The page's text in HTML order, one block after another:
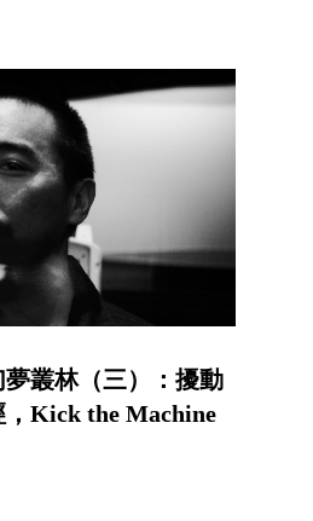
夢叢林（三）：擾動
Kick the Machine